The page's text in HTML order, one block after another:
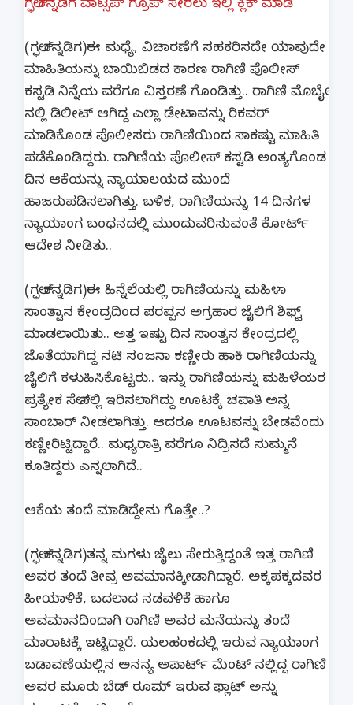
ಗಲ್ಫ್ ಕನ್ನಡಿಗ ವಾಟ್ಸಪ್ ಗ್ರೂಪ್ ಸೇರಲು ಇಲ್ಲಿ ಕ್ಲಿಕ್ ಮಾಡಿ
(ಗಲ್ಫ್ ಕನ್ನಡಿಗ)ಈ ಮಧ್ಯೆ, ವಿಚಾರಣೆಗೆ ಸಹಕರಿಸದೇ ಯಾವುದೇ
ಮಾಹಿತಿಯನ್ನು ಬಾಯಿಬಿಡದ ಕಾರಣ ರಾಗಿಣಿ ಪೊಲೀಸ್
ಕಸ್ಟಡಿ ನಿನ್ನೆಯ ವರೆಗೂ ವಿಸ್ತರಣೆ ಗೊಂಡಿತ್ತು.. ರಾಗಿಣಿ ಮೊಬೈಲ್
ನಲ್ಲಿ ಡಿಲೀಟ್ ಆಗಿದ್ದ ಎಲ್ಲಾ ಡೇಟಾವನ್ನು ರಿಕವರ್
ಮಾಡಿಕೊಂಡ ಪೊಲೀಸರು ರಾಗಿಣಿಯಿಂದ ಸಾಕಷ್ಟು ಮಾಹಿತಿ
ಪಡೆಕೊಂಡಿದ್ದರು. ರಾಗಿಣಿಯ ಪೊಲೀಸ್ ಕಸ್ಟಡಿ ಅಂತ್ಯಗೊಂಡ
ದಿನ ಆಕೆಯನ್ನು ನ್ಯಾಯಾಲಯದ ಮುಂದೆ
ಹಾಜರುಪಡಿಸಲಾಗಿತ್ತು. ಬಳಿಕ, ರಾಗಿಣಿಯನ್ನು 14 ದಿನಗಳ
ನ್ಯಾಯಾಂಗ ಬಂಧನದಲ್ಲಿ ಮುಂದುವರಿಸುವಂತೆ ಕೋರ್ಟ್
ಆದೇಶ ನೀಡಿತು..
(ಗಲ್ಫ್ ಕನ್ನಡಿಗ)ಈ ಹಿನ್ನೆಲೆಯಲ್ಲಿ ರಾಗಿಣಿಯನ್ನು ಮಹಿಳಾ
ಸಾಂತ್ವಾನ ಕೇಂದ್ರದಿಂದ ಪರಪ್ಪನ ಅಗ್ರಹಾರ ಜೈಲಿಗೆ ಶಿಫ್ಟ್
ಮಾಡಲಾಯಿತು.. ಅತ್ತ ಇಷ್ಟು ದಿನ ಸಾಂತ್ವನ‌ ಕೇಂದ್ರದಲ್ಲಿ
ಜೊತೆಯಾಗಿದ್ದ ನಟಿ ಸಂಜನಾ ಕಣ್ಣೀರು ಹಾಕಿ ರಾಗಿಣಿಯನ್ನು
ಜೈಲಿಗೆ ಕಳುಹಿಸಿಕೊಟ್ಟರು.. ಇನ್ನು ರಾಗಿಣಿಯನ್ನು ಮಹಿಳೆಯರ
ಪ್ರತ್ಯೇಕ ಸೆಲ್ ನಲ್ಲಿ ಇರಿಸಲಾಗಿದ್ದು ಊಟಕ್ಕೆ ಚಪಾತಿ ಅನ್ನ
ಸಾಂಬಾರ್ ನೀಡಲಾಗಿತ್ತು. ಆದರೂ ಊಟವನ್ನು ಬೇಡವೆಂದು
ಕಣ್ಣೀರಿಟ್ಟಿದ್ದಾರೆ.. ಮಧ್ಯರಾತ್ರಿ ವರೆಗೂ ನಿದ್ರಿಸದೆ ಸುಮ್ಮನೆ
ಕೂತಿದ್ದರು ಎನ್ನಲಾಗಿದೆ..
ಆಕೆಯ ತಂದೆ ಮಾಡಿದ್ದೇನು ಗೊತ್ತೇ..?
(ಗಲ್ಫ್ ಕನ್ನಡಿಗ)ತನ್ನ ಮಗಳು ಜೈಲು ಸೇರುತ್ತಿದ್ದಂತೆ ಇತ್ತ ರಾಗಿಣಿ
ಅವರ ತಂದೆ ತೀವ್ರ ಅವಮಾನಕ್ಕೀಡಾಗಿದ್ದಾರೆ. ಅಕ್ಕಪಕ್ಕದವರ
ಹೀಯಾಳಿಕೆ, ಬದಲಾದ ನಡವಳಿಕೆ ಹಾಗೂ
ಅವಮಾನದಿಂದಾಗಿ ರಾಗಿಣಿ ಅವರ ಮನೆಯನ್ನು ತಂದೆ
ಮಾರಾಟಕ್ಕೆ ಇಟ್ಟಿದ್ದಾರೆ. ಯಲಹಂಕದಲ್ಲಿ ಇರುವ ನ್ಯಾಯಾಂಗ
ಬಡಾವಣೆಯಲ್ಲಿನ ಅನನ್ಯ ಅಪಾರ್ಟ್ ಮೆಂಟ್ ನಲ್ಲಿದ್ದ ರಾಗಿಣಿ
ಅವರ ಮೂರು ಬೆಡ್ ರೂಮ್ ಇರುವ ಫ್ಲಾಟ್ ಅನ್ನು